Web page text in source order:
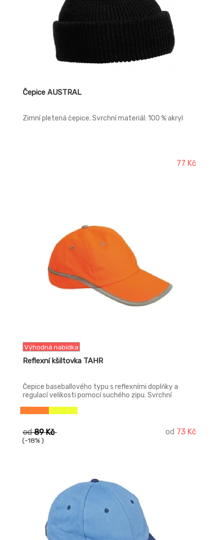
Čepice AUSTRAL
Zimní pletená čepice. Svrchní materiál: 100 % akryl
77 Kč
Výhodná nabídka
Reflexní kšiltovka TAHR
Čepice baseballového typu s reflexními doplňky a
regulací velikosti pomocí suchého zipu. Svrchní
od89 Kč
(-18% )
od 73 Kč